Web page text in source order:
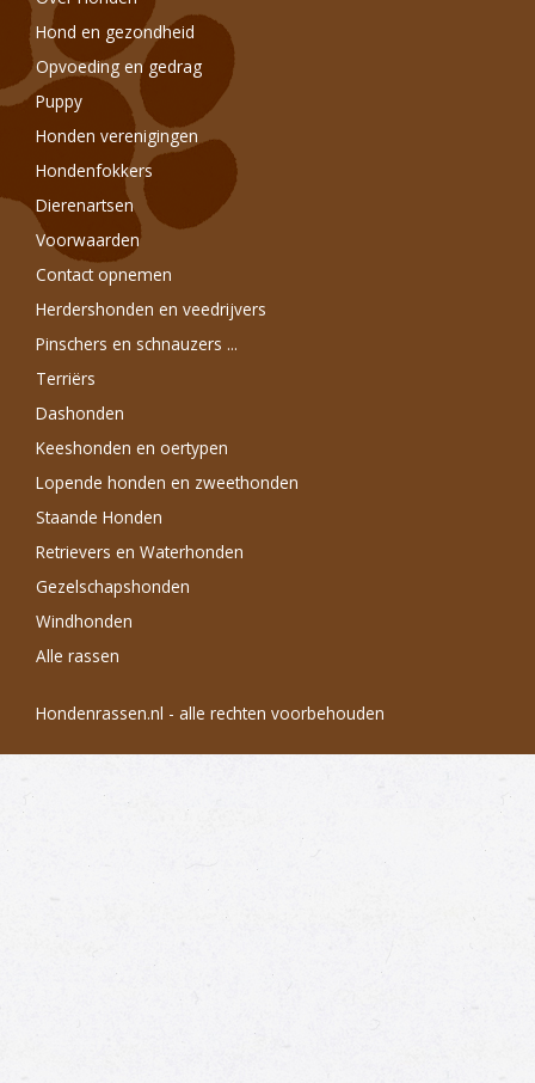
Hond en gezondheid
Opvoeding en gedrag
Puppy
Honden verenigingen
Hondenfokkers
Dierenartsen
Voorwaarden
Contact opnemen
Herdershonden en veedrijvers
Pinschers en schnauzers ...
Terriërs
Dashonden
Keeshonden en oertypen
Lopende honden en zweethonden
Staande Honden
Retrievers en Waterhonden
Gezelschapshonden
Windhonden
Alle rassen
Hondenrassen.nl - alle rechten voorbehouden